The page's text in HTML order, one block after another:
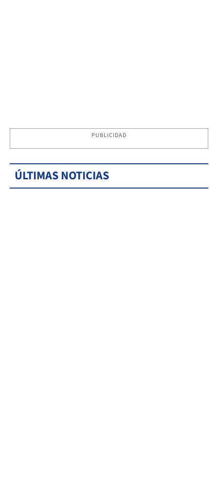
PUBLICIDAD
ÚLTIMAS NOTICIAS